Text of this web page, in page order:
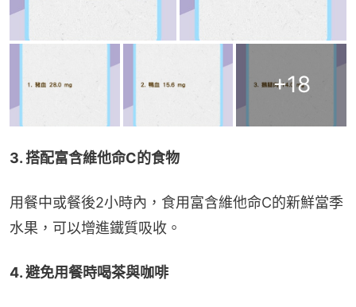
+18
3. 搭配富含維他命C的食物
用餐中或餐後2小時內，食用富含維他命C的新鮮當季
水果，可以增進鐵質吸收。
4. 避免用餐時喝茶與咖啡